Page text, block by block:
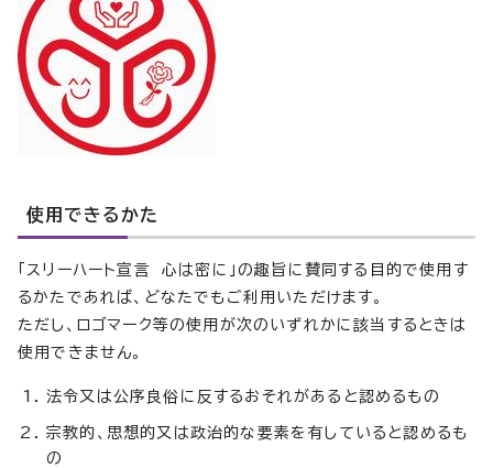
使用できるかた
「スリーハート宣言 心は密に」の趣旨に賛同する目的で使用す
るかたであれば、どなたでもご利用いただけます。
ただし、ロゴマーク等の使用が次のいずれかに該当するときは
使用できません。
法令又は公序良俗に反するおそれがあると認めるもの
宗教的、思想的又は政治的な要素を有していると認めるも
の